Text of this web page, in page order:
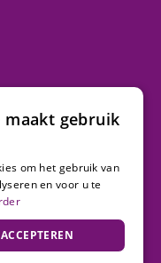
maakt gebruik
om het gebruik van
en voor u te